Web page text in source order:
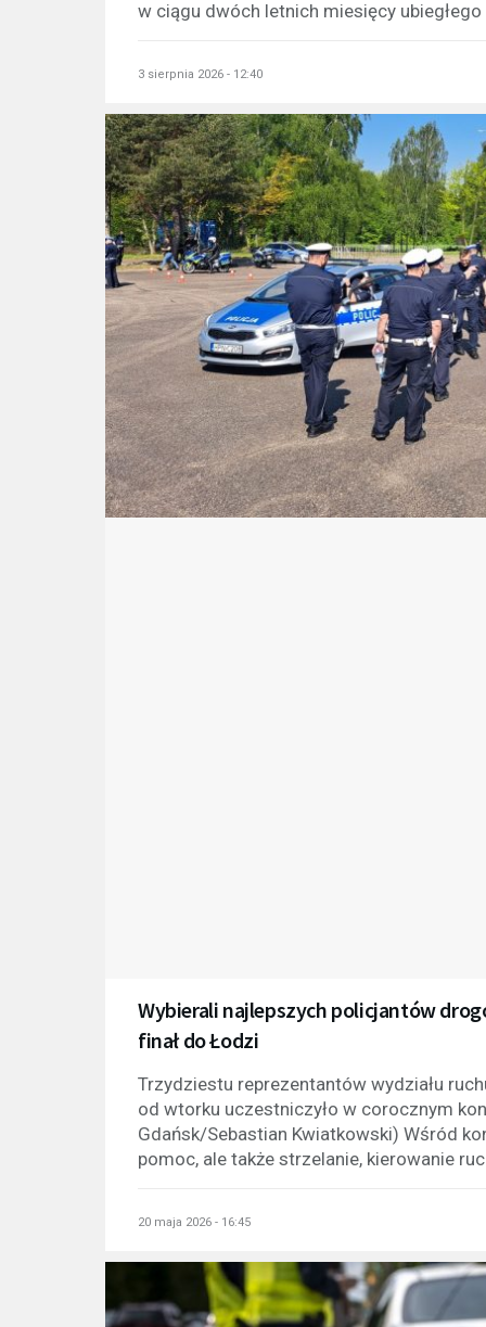
w ciągu dwóch letnich miesięcy ubiegłego
3 sierpnia 2026 - 12:40
Wybierali najlepszych policjantów
finał do Łodzi
Trzydziestu reprezentantów wydziału
od wtorku uczestniczyło w corocznym
Gdańsk/Sebastian Kwiatkowski) Wśród
pomoc, ale także strzelanie, kierowanie
20 maja 2026 - 16:45